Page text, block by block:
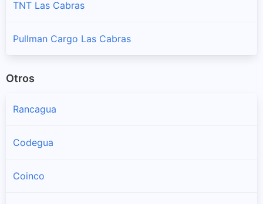
TNT Las Cabras
Pullman Cargo Las Cabras
Otros
Rancagua
Codegua
Coinco